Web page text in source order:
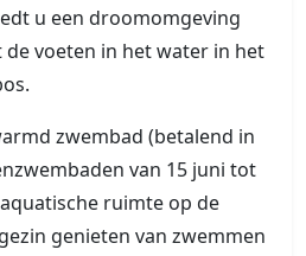
u een droomomgeving
voeten in het water in het
zwembad (betalend in
van 15 juni tot
ruimte op de
genieten van zwemmen